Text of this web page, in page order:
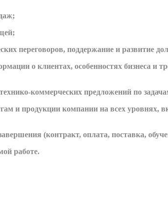
переговоров, поддержание и развитие
о клиентах, особенностях бизнеса и
коммерческих предложений по
и продукции компании на всех уровнях,
(контракт, оплата, поставка,
работе.